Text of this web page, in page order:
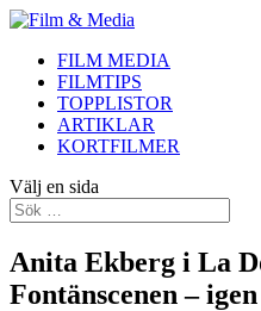
FILM MEDIA
FILMTIPS
TOPPLISTOR
ARTIKLAR
KORTFILMER
Välj en sida
Anita Ekberg i La
Fontänscenen – igen